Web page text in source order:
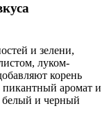
и зелени,
луком-
корень
пикантный аромат и
белый и черный